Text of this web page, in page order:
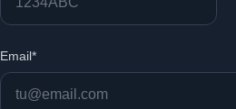
Email*